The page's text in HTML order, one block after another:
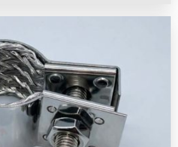
de aço inoxidável são usados para fixar
elementos de aquecimento de sic.